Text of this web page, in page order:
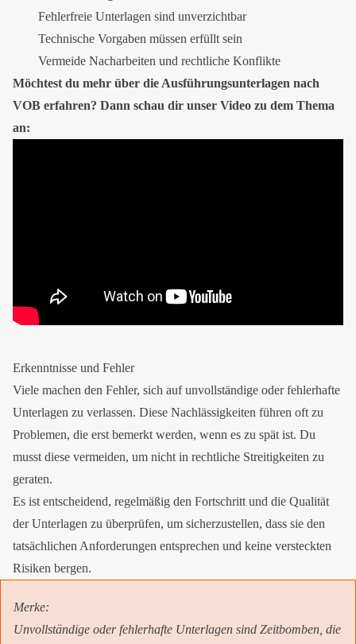
Fehlerfreie Unterlagen sind unverzichtbar
Technische Vorgaben müssen erfüllt sein
Vermeide Nacharbeiten und rechtliche Konflikte
Möchtest du mehr über die Ausführungsunterlagen nach
VOB erfahren? Dann schau dir unser Video zu dem Thema
an:
Erkenntnisse und Fehler
Viele machen den Fehler, sich auf unvollständige oder fehlerhafte
Unterlagen zu verlassen. Diese Nachlässigkeiten führen oft zu
Problemen, die erst bemerkt werden, wenn es zu spät ist. Du
musst diese vermeiden, um nicht in rechtliche Streitigkeiten zu
geraten.
Es ist entscheidend, regelmäßig den Fortschritt und die Qualität
der Unterlagen zu überprüfen, um sicherzustellen, dass sie den
tatsächlichen Anforderungen entsprechen und keine versteckten
Risiken bergen.
Merke:
Unvollständige oder fehlerhafte Unterlagen sind Zeitbomben, die